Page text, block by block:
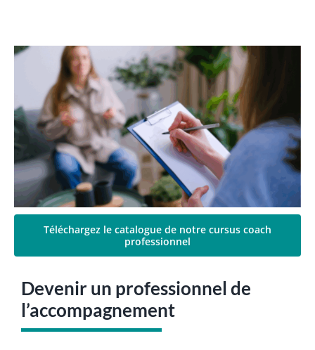
Téléchargez le catalogue de notre cursus coach
professionnel
Devenir un professionnel de
l’accompagnement